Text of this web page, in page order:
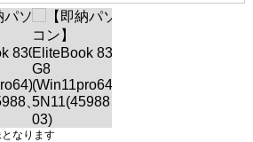
なります